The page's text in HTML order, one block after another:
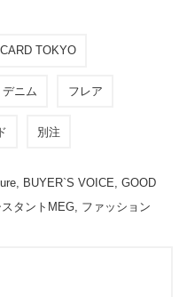
TOKYO
デニム フレア
別注
, BUYER`S VOICE, GOOD
スタントMEG, ファッション